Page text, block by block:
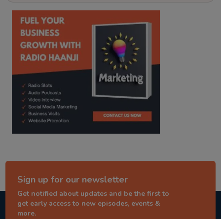
kitaab kahani punjabi story
Sign up for our newsletter
Get notified about updates and be the first to
get early access to new episodes, events &
more.